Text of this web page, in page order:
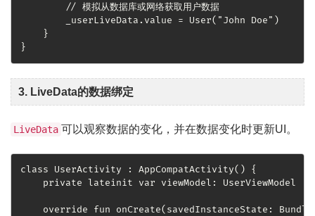
        // 模拟从数据库或网络获取用户数据
        _userLiveData.value = User("John Doe")
    }
}
3. LiveData的数据绑定
LiveData 可以观察数据的变化，并在数据变化时更新UI。
class UserActivity : AppCompatActivity() {
    private lateinit var viewModel: UserViewModel
override fun onCreate(savedInstanceState: